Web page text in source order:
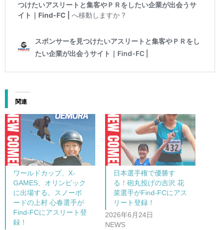
関連
ワールドカップ、X-
GAMES、オリンピック
に出場する。スノーボ
ードの上村 心春選手が
Find-FCにアスリート登
録！
日本選手権で優勝す
る！砲丸投げの吉沢 花
菜選手がFind-FCにアス
リート登録！
2026年6月24日
NEWS